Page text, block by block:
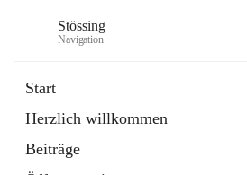
Stössing
Navigation
Start
Herzlich willkommen
Beiträge
Datei
in